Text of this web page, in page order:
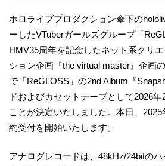
ホロライブプロダクション傘下の
ーしたVTuberガールズグループ「
HMV35周年を記念したネット系クリ
ション企画『the virtual master』企画
で「ReGLOSS」の2nd Album『
ドおよびカセットテープとして2026
ことが決定いたしました。本日、
約受付を開始いたします。
アナログレコードは、48kHz/24bitの